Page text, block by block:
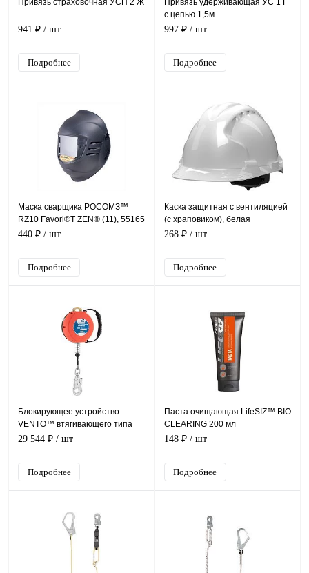
Привязь страховочная УСП 2 Ж
941 ₽ / шт
Подробнее
Привязь удерживающая УС 1 Г
с цепью 1,5м
997 ₽ / шт
Подробнее
Маска сварщика РОСОМЗ™
RZ10 Favori®T ZEN® (11), 55165
440 ₽ / шт
Подробнее
Каска защитная с вентиляцией
(с храповиком), белая
268 ₽ / шт
Подробнее
Блокирующее устройство
VENTO™ втягивающего типа
НВ-10, vpro HB10
29 544 ₽ / шт
Подробнее
Паста очищающая LifeSIZ™ BIO
CLEARING 200 мл
148 ₽ / шт
Подробнее